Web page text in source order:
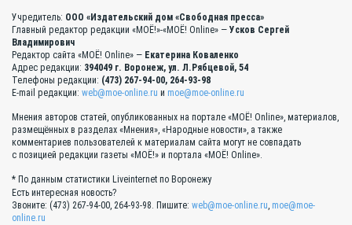
Учредитель: ООО «Издательский дом «Свободная пресса»
Главный редактор редакции «МОЁ!»-«МОЁ! Online» — Усков Сергей
Владимирович
Редактор сайта «МОЁ! Online» — Екатерина Коваленко
Адрес редакции: 394049 г. Воронеж, ул. Л.Рябцевой, 54
Телефоны редакции: (473) 267-94-00, 264-93-98
E-mail редакции: web@moe-online.ru и moe@moe-online.ru
Мнения авторов статей, опубликованных на портале «МОЁ! Online», материалов,
размещённых в разделах «Мнения», «Народные новости», а также
комментариев пользователей к материалам сайта могут не совпадать
с позицией редакции газеты «МОЁ!» и портала «МОЁ! Online».
* По данным статистики Liveinternet по Воронежу
Есть интересная новость?
Звоните: (473) 267-94-00, 264-93-98. Пишите: web@moe-online.ru, moe@moe-
online.ru